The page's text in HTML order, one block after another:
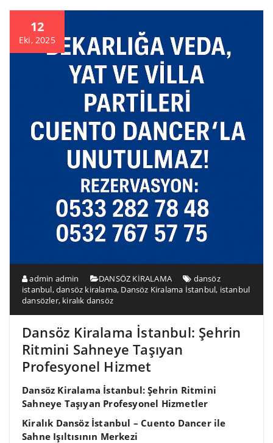
12
Eki, 2025
admin admin DANSÖZ KİRALAMA
dansöz
istanbul,dansöz kiralama, Dansöz Kiralama İstanbul, istanbul
dansözler, kiralık dansöz
Dansöz Kiralama İstanbul: Şehrin
Ritmini Sahneye Taşıyan
Profesyonel Hizmet
Dansöz Kiralama İstanbul: Şehrin Ritmini
Sahneye Taşıyan Profesyonel Hizmetler
Kiralık Dansöz İstanbul – Cuento Dancer ile
Sahne Işıltısının Merkezi